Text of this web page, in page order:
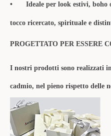
• Ideale per look estivi,
tocco ricercato, spirituale e
PROGETTATO PER ESSERE
I nostri prodotti sono realizzati
cadmio, nel pieno rispetto delle